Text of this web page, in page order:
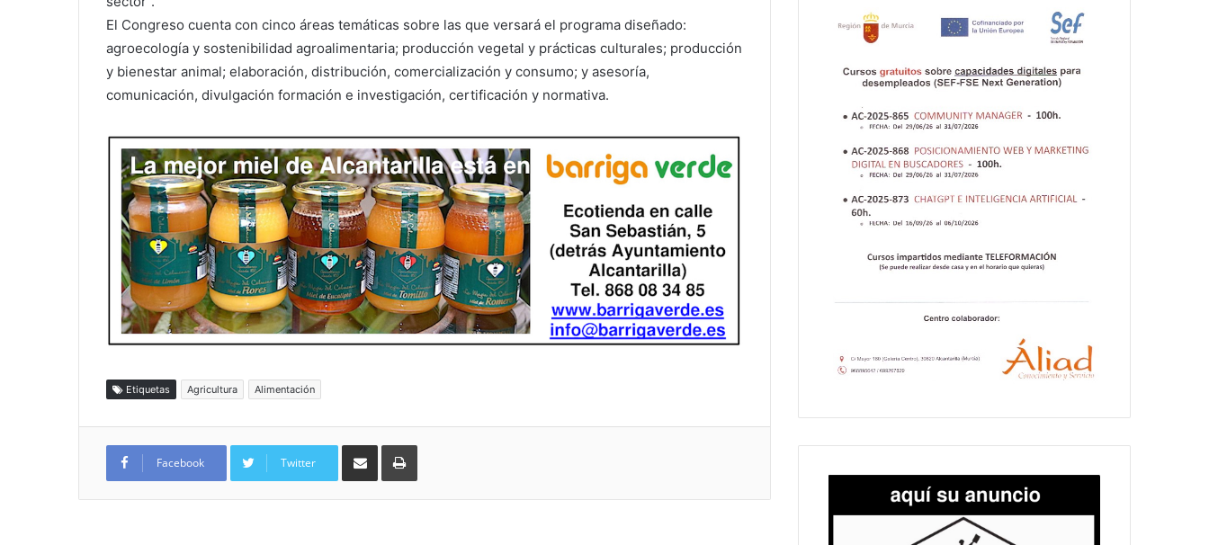
El Congreso cuenta con cinco áreas temáticas sobre las que versará el programa diseñado:
agroecología y sostenibilidad agroalimentaria; producción vegetal y prácticas culturales; producción
y bienestar animal; elaboración, distribución, comercialización y consumo; y asesoría,
comunicación, divulgación formación e investigación, certificación y normativa.
Etiquetas Agricultura Alimentación
Facebook Twitter
Compartir por correo electrónicoImprimir